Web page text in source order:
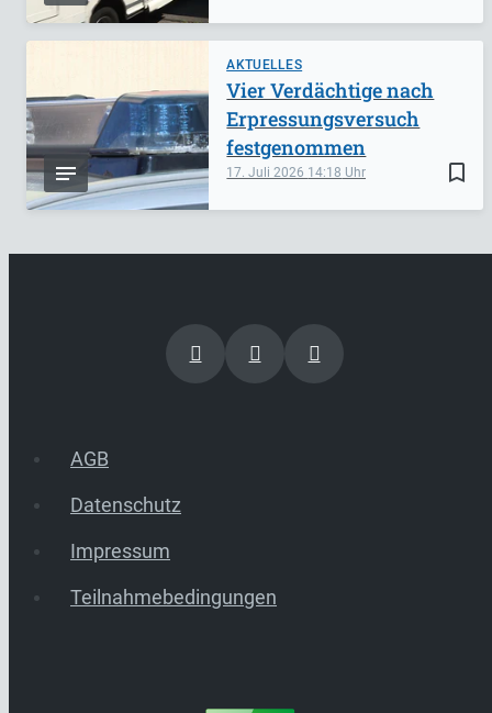
AKTUELLES
bookmark_border
17. Juli 2026 14:18
Vier Verdächtige nach
Erpressungsversuch
festgenommen
AGB
Datenschutz
Impressum
Teilnahmebedingungen